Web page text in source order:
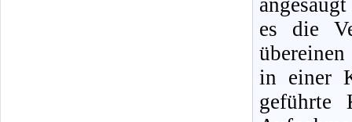
es die
in einer
geführte